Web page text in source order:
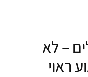
– לא
ראוי